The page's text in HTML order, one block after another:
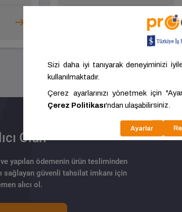
Olun
yapılan ödemenin ürün tesliminden
sağlayan güvenli tahsilat imkanı için
alıcı ol.